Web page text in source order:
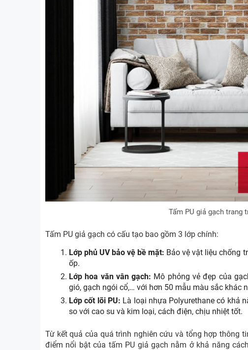
Tấm PU giả gạch trang
Tấm PU giả gạch có cấu tạo bao gồm 3 lớp chính:
Lớp phủ UV bảo vệ bề mặt: Bảo vệ vật liệu chống
ốp.
Lớp hoa văn vân gạch: Mô phỏng vẻ đẹp của
gió, gạch ngói cổ,… với hơn 50 mẫu màu sắc khác
Lớp cốt lõi PU: Là loại nhựa Polyurethane có khả
so với cao su và kim loại, cách điện, chịu nhiệt tốt.
Từ kết quả của quá trình nghiên cứu và tổng hợp thông
điểm nổi bật của tấm PU giả gạch nằm ở khả năng